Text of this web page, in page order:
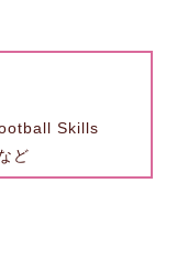
Skills
ど